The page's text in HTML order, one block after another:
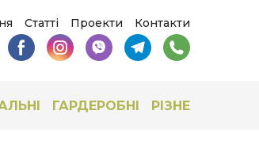
Статті Проекти Контакти
ГАРДЕРОБНІ РІЗНЕ